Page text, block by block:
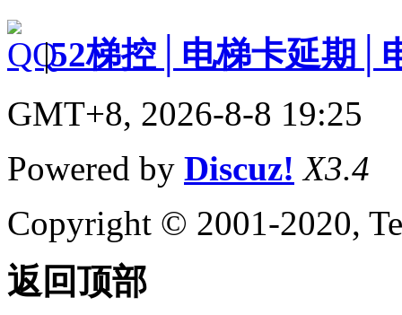
|52梯控│电梯卡延期│
GMT+8, 2026-8-8 19:25
Powered by Discuz! X3.4
Copyright © 2001-2020,
返回顶部